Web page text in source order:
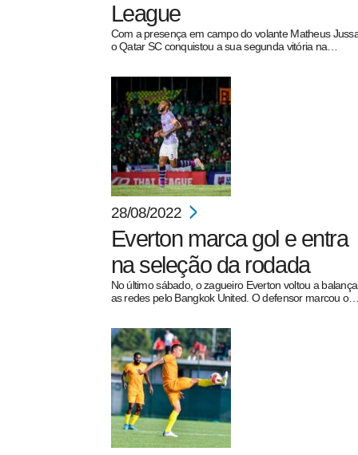
pecbol.com
League
Com a presença em campo do volante Matheus
o Qatar SC conquistou a sua segunda vitória na…
28/08/2022
Everton marca gol e entra
na seleção da rodada
No último sábado, o zagueiro Everton voltou a
as redes pelo Bangkok United. O defensor marcou